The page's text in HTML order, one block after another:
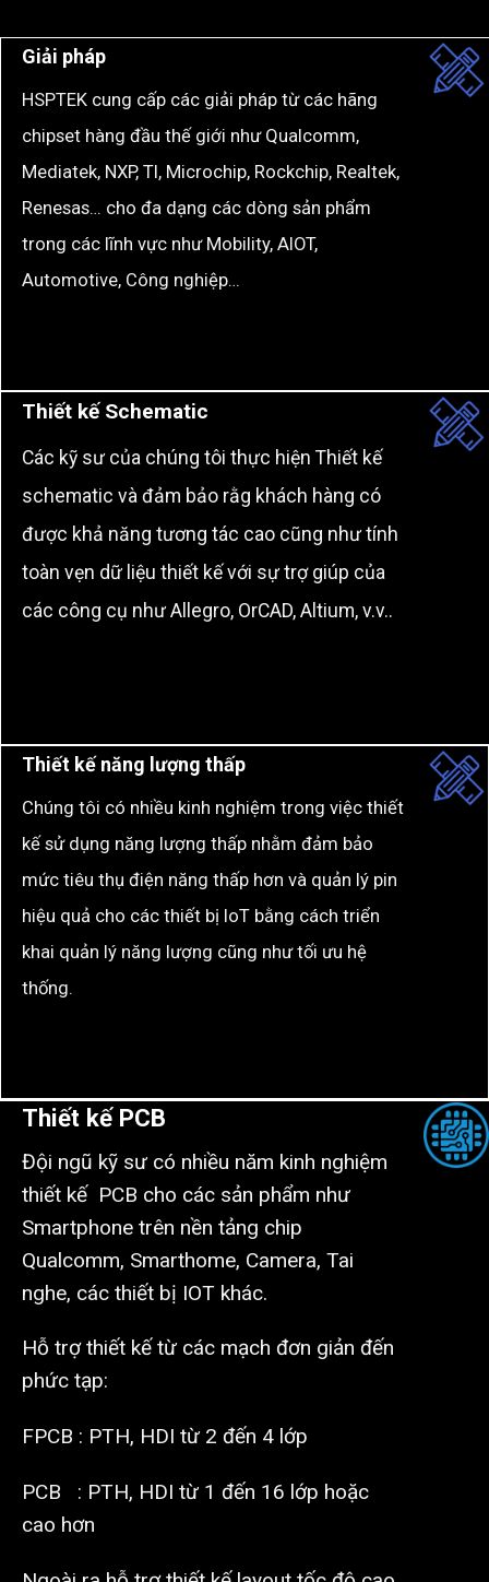
Giải pháp
HSPTEK cung cấp các giải pháp từ các hãng
chipset hàng đầu thế giới như Qualcomm,
Mediatek, NXP, TI, Microchip, Rockchip, Realtek,
Renesas… cho đa dạng các dòng sản phẩm
trong các lĩnh vực như Mobility, AIOT,
Automotive, Công nghiệp…
Thiết kế Schematic
Các kỹ sư của chúng tôi thực hiện Thiết kế
schematic và đảm bảo rằg khách hàng có
được khả năng tương tác cao cũng như tính
toàn vẹn dữ liệu thiết kế với sự trợ giúp của
các công cụ như Allegro, OrCAD, Altium, v.v..
Thiết kế năng lượng thấp
Chúng tôi có nhiều kinh nghiệm trong việc thiết
kế sử dụng năng lượng thấp nhằm đảm bảo
mức tiêu thụ điện năng thấp hơn và quản lý pin
hiệu quả cho các thiết bị IoT bằng cách triển
khai quản lý năng lượng cũng như tối ưu hệ
thống.
Thiết kế PCB
Đội ngũ kỹ sư có nhiều năm kinh nghiệm
thiết kế PCB cho các sản phẩm như
Smartphone trên nền tảng chip
Qualcomm, Smarthome, Camera, Tai
nghe, các thiết bị IOT khác.
Hỗ trợ thiết kế từ các mạch đơn giản đến
phức tạp:
FPCB : PTH, HDI từ 2 đến 4 lớp
PCB : PTH, HDI từ 1 đến 16 lớp hoặc
cao hơn